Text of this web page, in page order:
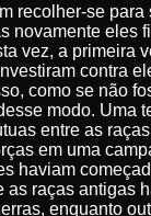
recolher-se
novamente eles
vez, a primeira
contra
como se não
modo. Uma
entre as
em uma
haviam
as raças antigas
enquanto